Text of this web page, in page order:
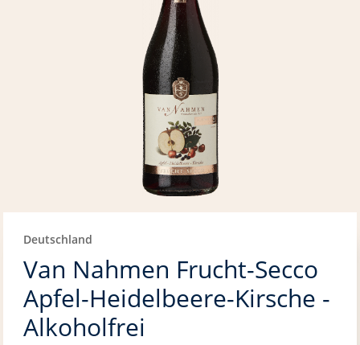
Deutschland
Van Nahmen Frucht-Secco
Apfel-Heidelbeere-Kirsche -
Alkoholfrei